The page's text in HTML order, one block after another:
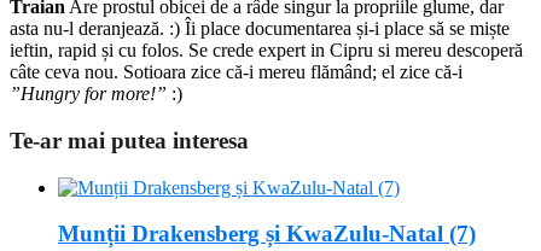
Traian Are prostul obicei de a râde singur la propriile glume, dar
asta nu-l deranjează. :) Îi place documentarea și-i place să se miște
ieftin, rapid și cu folos. Se crede expert in Cipru si mereu descoperă
câte ceva nou. Sotioara zice că-i mereu flămând; el zice că-i
”Hungry for more!” :)
Te-ar mai putea interesa
Munții Drakensberg și KwaZulu-Natal (7)